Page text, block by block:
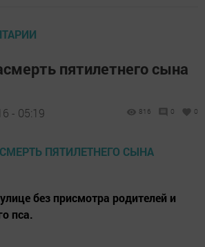
пятилетнего сына
- 05:19 816 0 0
без присмотра родителей и
пса.